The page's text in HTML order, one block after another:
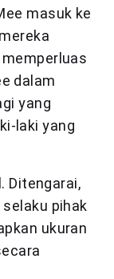
masuk ke
dalam
yang
laki yang
Ditengarai,
pihak
ukuran